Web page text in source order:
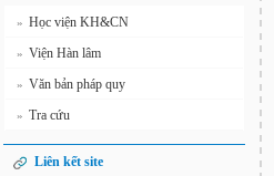
» Học viện KH&CN
» Viện Hàn lâm
» Văn bản pháp quy
» Tra cứu
Liên kết site